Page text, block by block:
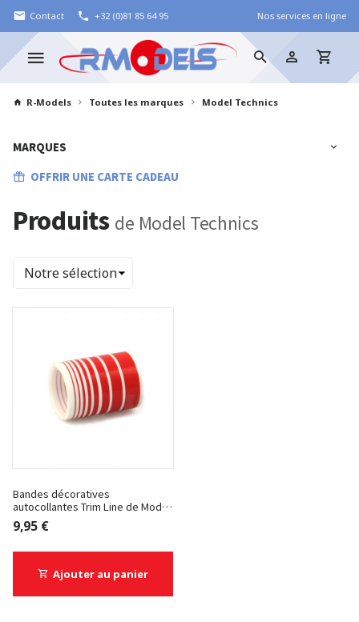
Contact +32 (0)81 85 64 95 Nos services en ligne
R-Models Toutes les marques Model Technics
MARQUES
OFFRIR UNE CARTE CADEAU
Produits de Model Technics
Bandes décoratives
autocollantes Trim Line de Model
Technics
9,95 €
Ajouter au panier